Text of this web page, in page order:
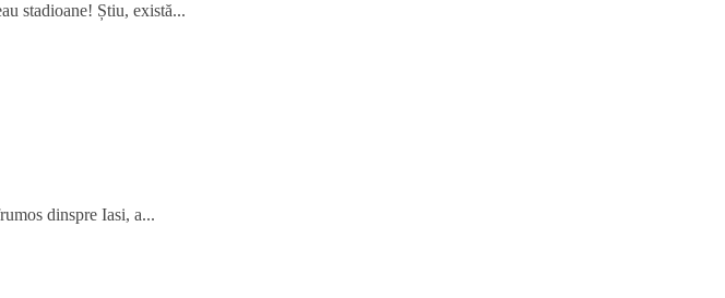
stadioane! Știu, există...
dinspre Iasi, a...